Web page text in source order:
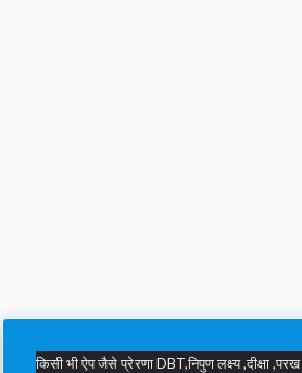
किसी भी ऐप जैसे प्रेरणा DBT,निपुण लक्ष्य ,दीक्षा